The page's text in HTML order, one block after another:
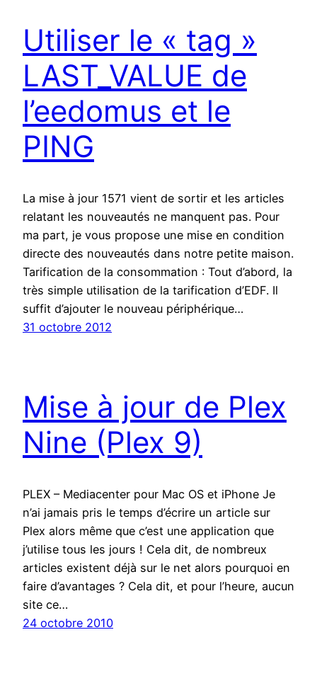
Utiliser le « tag »
LAST_VALUE de
l’eedomus et le
PING
La mise à jour 1571 vient de sortir et les articles
relatant les nouveautés ne manquent pas. Pour
ma part, je vous propose une mise en condition
directe des nouveautés dans notre petite maison.
Tarification de la consommation : Tout d’abord, la
très simple utilisation de la tarification d’EDF. Il
suffit d’ajouter le nouveau périphérique…
31 octobre 2012
Mise à jour de Plex
Nine (Plex 9)
PLEX – Mediacenter pour Mac OS et iPhone Je
n’ai jamais pris le temps d’écrire un article sur
Plex alors même que c’est une application que
j’utilise tous les jours ! Cela dit, de nombreux
articles existent déjà sur le net alors pourquoi en
faire d’avantages ? Cela dit, et pour l’heure, aucun
site ce…
24 octobre 2010